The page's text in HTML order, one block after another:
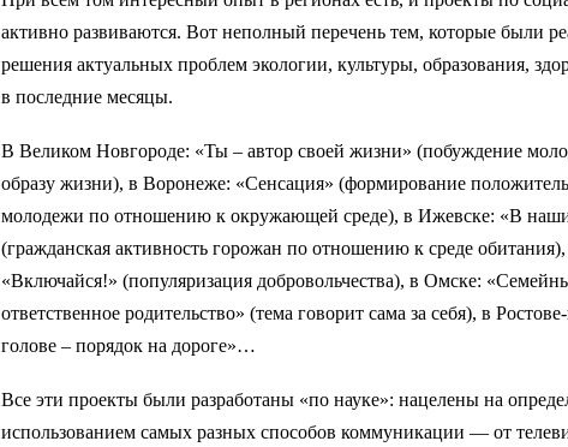
активно развиваются. Вот неполный перечень тем, которые были
решения актуальных проблем экологии, культуры, образования,
в последние месяцы.
В Великом Новгороде: «Ты – автор своей жизни» (побуждение
образу жизни), в Воронеже: «Сенсация» (формирование
молодежи по отношению к окружающей среде), в Ижевске: «В
(гражданская активность горожан по отношению к среде
«Включайся!» (популяризация добровольчества), в Омске:
ответственное родительство» (тема говорит сама за себя), в
голове – порядок на дороге»…
Все эти проекты были разработаны «по науке»: нацелены на
использованием самых разных способов коммуникации — от